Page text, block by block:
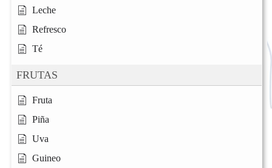
Leche
Refresco
Té
FRUTAS
Fruta
Piña
Uva
Guineo